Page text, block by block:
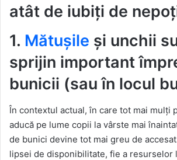
atât de iubiți de
1. Mătușile și unchii
sprijin important
bunicii (sau în locul
În contextul actual, în care tot mai mulți
aducă pe lume copii la vârste mai
de bunici devine tot mai greu de
lipsei de disponibilitate, fie a resurselor